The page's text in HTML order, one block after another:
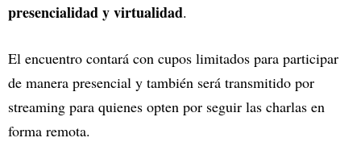
presencialidad y virtualidad.
El encuentro contará con cupos limitados para participar
de manera presencial y también será transmitido por
streaming para quienes opten por seguir las charlas en
forma remota.